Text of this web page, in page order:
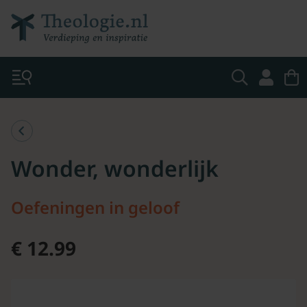
Wonder, wonderlijk
Oefeningen in geloof
€ 12.99